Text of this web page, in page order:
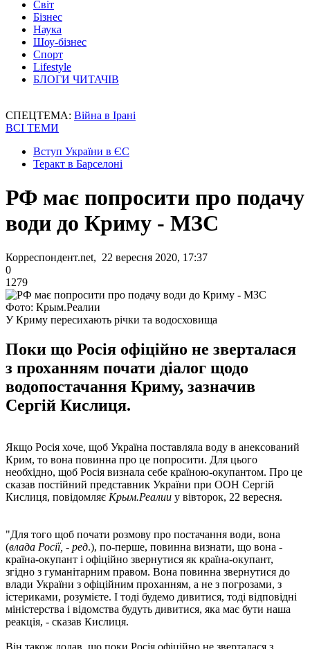
Світ
Бізнес
Наука
Шоу-бізнес
Спорт
Lifestyle
БЛОГИ ЧИТАЧІВ
СПЕЦТЕМА: Війна в Ірані
ВСІ ТЕМИ
Вступ України в ЄС
Теракт в Барселоні
РФ має попросити про подачу
води до Криму - МЗС
Корреспондент.net, 22 вересня 2020, 17:37
0
1279
Фото: Крым.Реалии
У Криму пересихають річки та водосховища
Поки що Росія офіційно не зверталася
з проханням почати діалог щодо
водопостачання Криму, зазначив
Сергій Кислиця.
Якщо Росія хоче, щоб Україна поставляла воду в анексований
Крим, то вона повинна про це попросити. Для цього
необхідно, щоб Росія визнала себе країною-окупантом. Про це
сказав постійний представник України при ООН Сергій
Кислиця, повідомляє Крым.Реалии у вівторок, 22 вересня.
"Для того щоб почати розмову про постачання води, вона
(влада Росії, - ред.), по-перше, повинна визнати, що вона -
країна-окупант і офіційно звернутися як країна-окупант,
згідно з гуманітарним правом. Вона повинна звернутися до
влади України з офіційним проханням, а не з погрозами, з
істериками, розумієте. І тоді будемо дивитися, тоді відповідні
міністерства і відомства будуть дивитися, яка має бути наша
реакція, - сказав Кислиця.
Він також додав, що поки Росія офіційно не зверталася з